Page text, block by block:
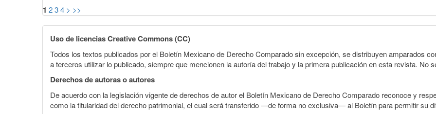
1 234 > >>
Uso de licencias Creative Commons (CC)
Todos los textos publicados por el Boletín Mexicano de Derecho Comparado sin excepción, se distribuyen amparados
a terceros utilizar lo publicado, siempre que mencionen la autoría del trabajo y la primera publicación en esta revista. No
Derechos de autoras o autores
De acuerdo con la legislación vigente de derechos de autor el Boletín Mexicano de Derecho Comparado reconoce y
como la titularidad del derecho patrimonial, el cual será transferido —de forma no exclusiva— al Boletín para permitir su